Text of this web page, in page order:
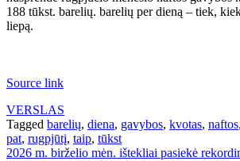
188 tūkst. barelių. barelių per dieną – tiek,
liepą.
Source link
VERSLAS
Tagged barelių, diena, gavybos, kvotas, naftos,
pat, rugpjūtį, taip, tūkst
Navigacija
2026 m. birželio mėn. ištekliai pasiekė